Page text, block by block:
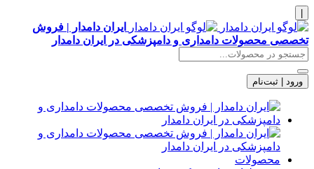
ایران دامدار | فروش
تخصصی محصولات دامداری و دامپزشکی در ایران دامدار
ورود | ثبت‌نام
محصولات